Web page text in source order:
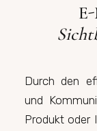
Durch den
und
Produkt oder